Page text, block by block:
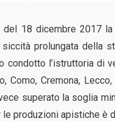
del 18 dicembre 2017
prolungata della
condotto l’istruttoria di
Como, Cremona,
superato la soglia
produzioni apistiche è